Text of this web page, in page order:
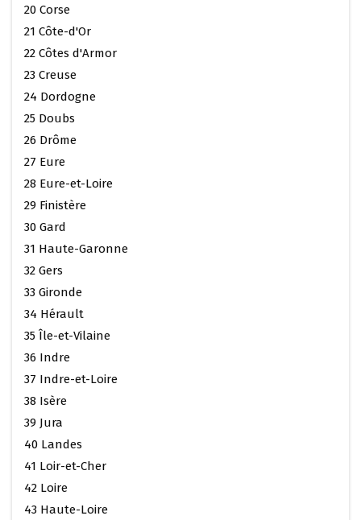
20 Corse
21 Côte-d'Or
22 Côtes d'Armor
23 Creuse
24 Dordogne
25 Doubs
26 Drôme
27 Eure
28 Eure-et-Loire
29 Finistère
30 Gard
31 Haute-Garonne
32 Gers
33 Gironde
34 Hérault
35 Île-et-Vilaine
36 Indre
37 Indre-et-Loire
38 Isère
39 Jura
40 Landes
41 Loir-et-Cher
42 Loire
43 Haute-Loire